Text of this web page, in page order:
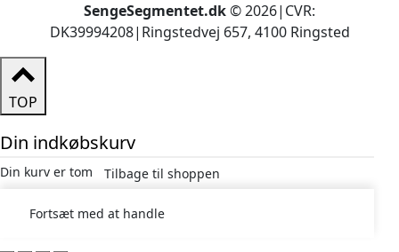
SengeSegmentet.dk© 2026| CVR:
DK39994208| Ringstedvej 657, 4100 Ringsted
TOP
Din indkøbskurv
Din kurv er tom Tilbage til shoppen
Fortsæt med at handle